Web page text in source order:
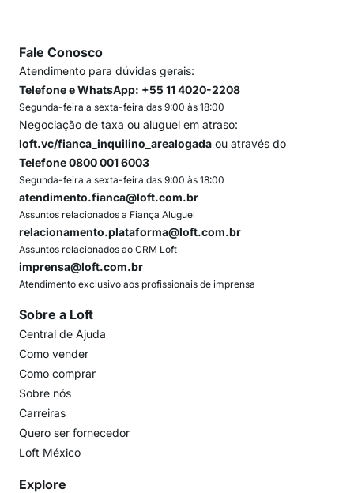
Fale Conosco
Atendimento para dúvidas gerais:
Telefone e WhatsApp: +55 11 4020-2208
Segunda-feira a sexta-feira das 9:00 às 18:00
Negociação de taxa ou aluguel em atraso:
loft.vc/fianca_inquilino_arealogada ou através do
Telefone 0800 001 6003
Segunda-feira a sexta-feira das 9:00 às 18:00
atendimento.fianca@loft.com.br
Assuntos relacionados a Fiança Aluguel
relacionamento.plataforma@loft.com.br
Assuntos relacionados ao CRM Loft
imprensa@loft.com.br
Atendimento exclusivo aos profissionais de imprensa
Sobre a Loft
Central de Ajuda
Como vender
Como comprar
Sobre nós
Carreiras
Quero ser fornecedor
Loft México
Explore